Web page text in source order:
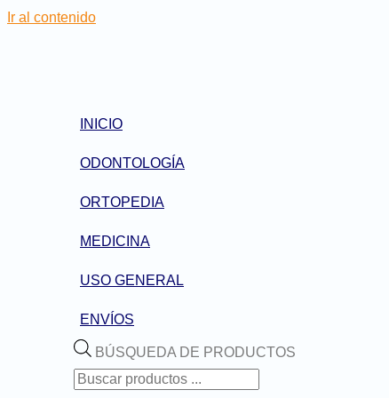
Ir al contenido
INICIO
ODONTOLOGÍA
ORTOPEDIA
MEDICINA
USO GENERAL
ENVÍOS
BÚSQUEDA DE PRODUCTOS